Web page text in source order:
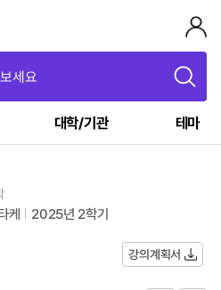
세요
대학/기관 테마
케 2025년 2학기
강의계획서